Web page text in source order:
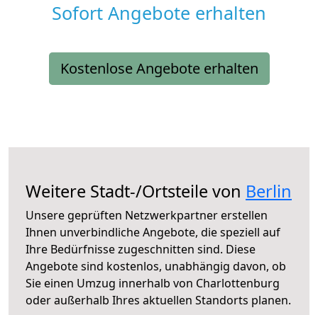
Sofort Angebote erhalten
Kostenlose Angebote erhalten
Weitere Stadt-/Ortsteile von Berlin
Unsere geprüften Netzwerkpartner erstellen
Ihnen unverbindliche Angebote, die speziell auf
Ihre Bedürfnisse zugeschnitten sind. Diese
Angebote sind kostenlos, unabhängig davon, ob
Sie einen Umzug innerhalb von Charlottenburg
oder außerhalb Ihres aktuellen Standorts planen.